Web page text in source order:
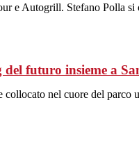
e Autogrill. Stefano Polla si
futuro insieme a
nel cuore del